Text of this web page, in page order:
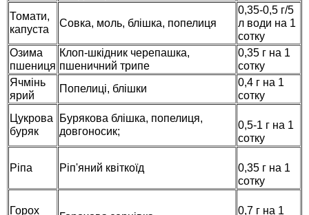
Томати,
капуста
Совка, моль, блішка, попелиця
0,35-0,5 г/5
л води на 1
сотку
Озима
пшениця
Клоп-шкідник черепашка,
пшеничний трипе
0,35 г на 1
сотку
Ячмінь
ярий
Попелиці, блішки
0,4 г на 1
сотку
Цукрова
буряк
Бурякова блішка, попелиця,
довгоносик;
0,5-1 г на 1
сотку
Ріпа Ріп'яний квіткоїд
0,35 г на 1
сотку
Горох
0,7 г на 1